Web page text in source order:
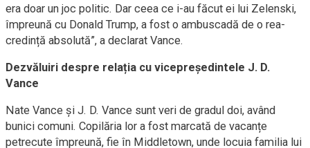
era doar un joc politic. Dar ceea ce i-au făcut ei lui Zelenski,
împreună cu Donald Trump, a fost o ambuscadă de o rea-
credință absolută”, a declarat Vance.
Dezvăluiri despre relația cu vicepreședintele J. D.
Vance
Nate Vance și J. D. Vance sunt veri de gradul doi, având
bunici comuni. Copilăria lor a fost marcată de vacanțe
petrecute împreună, fie în Middletown, unde locuia familia lui